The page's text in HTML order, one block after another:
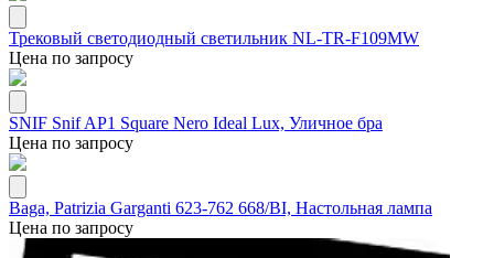
Трековый светодиодный светильник NL-TR-F109MW
Цена по запросу
SNIF Snif AP1 Square Nero Ideal Lux, Уличное бра
Цена по запросу
Baga, Patrizia Garganti 623-762 668/BI, Настольная лампа
Цена по запросу